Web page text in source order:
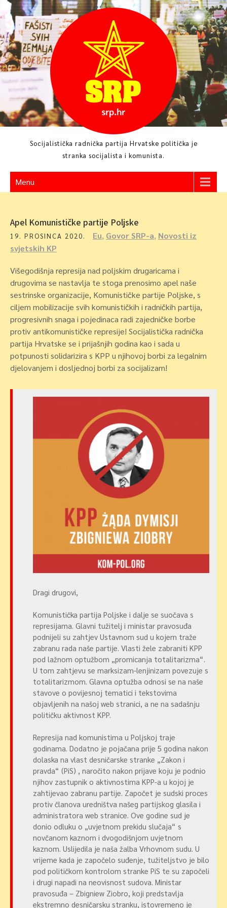
Skip
to
content
Socijalistička radnička partija Hrvatske politička je
stranka socijalista i komunista.
Menu
Apel Komunističke partije Poljske
19. PROSINCA 2020. Eu, Govor SRP-a, Novosti iz
svjetskih KP
Višegodišnja represija nad poljskim drugaricama i
drugovima se nastavlja te stoga prenosimo apel naše
sestrinske organizacije, Komunističke partije Poljske, s
ciljem mobilizacije svih komunističkih i radničkih partija,
progresivnih snaga i pojedinaca radi zajedničke borbe
protiv antikomunističke represije! Socijalistička radnička
partija Hrvatske se i prijašnjih godina kao i sada u
potpunosti solidarizira s KPP u njihovoj borbi za legalnim
djelovanjem i dosljednoj borbi za socijalizam!
Dragi drugovi,
Komunistička partija Poljske i dalje se suočava s
represijama. Glavni tužitelj i ministar pravosuđa
podnijeli su zahtjev Ustavnom sud u kojem traže
zabranu rada naše partije. Vlasti žele zabraniti KPP
pod lažnom optužbom „promicanja totalitarizma“.
U tom zahtjevu se marksizam-lenjinizam povezuje s
totalitarizmom. Glavna optužba odnosi se na naše
stavove o povijesnoj tematici i tekstovima
objavljenih na našoj web stranici, a ne na sadašnju
političku aktivnost KPP.
Represija nad komunistima u Poljskoj traje
godinama. Dodatno je pojačana prije 5 godina nakon
dolaska na vlast desničarske stranke „Zakon i
pravda“ (PiS) , naročito nakon prijave koju je podnio
njihov zastupnik o aktivnostima KPP-a u kojoj je
zahtijevao zabranu partije. Započet je sudski proces
protiv članova uredništva našeg partijskog glasila i
administratora web stranice. Ove godine sud je
donio odluku o „uvjetnom prekidu slučaja“ s
novčanom kaznom i dvogodišnjom uvjetnom
kaznom. Uslijedila je naša žalba Vrhovnom sudu. U
vrijeme kada je započelo suđenje, tužiteljstvo je bilo
pod političkom kontrolom stranke PiS te su započeli
i drugi napadi na neovisnost sudova. Ministar
pravosuđa – Zbigniew Ziobro, koji predstavlja
ekstremno desničarsku stranku, istovremeno je